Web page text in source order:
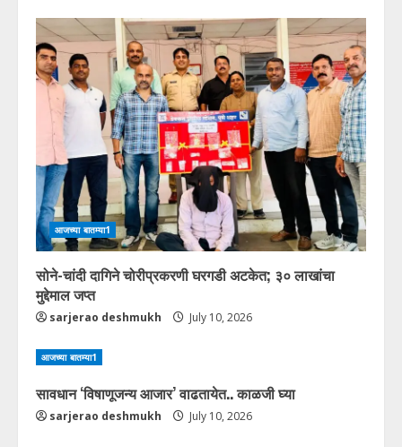
आजच्या बातम्या1
सोने-चांदी दागिने चोरीप्रकरणी घरगडी अटकेत; ३० लाखांचा
मुद्देमाल जप्त
sarjerao deshmukh July 10, 2026
आजच्या बातम्या1
सावधान ‘विषाणूजन्य आजार’ वाढतायेत.. काळजी घ्या
sarjerao deshmukh July 10, 2026